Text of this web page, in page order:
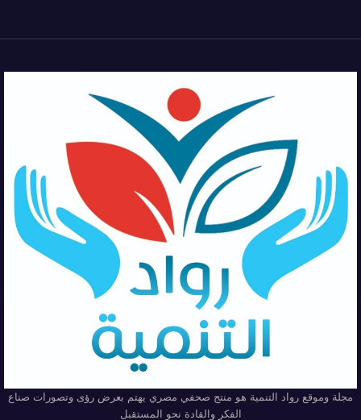
مجلة وموقع رواد التنمية هو منتج صحفي مصري يهتم بعرض رؤى وتصورات صناع
الفكر والقادة نحو المستقبل